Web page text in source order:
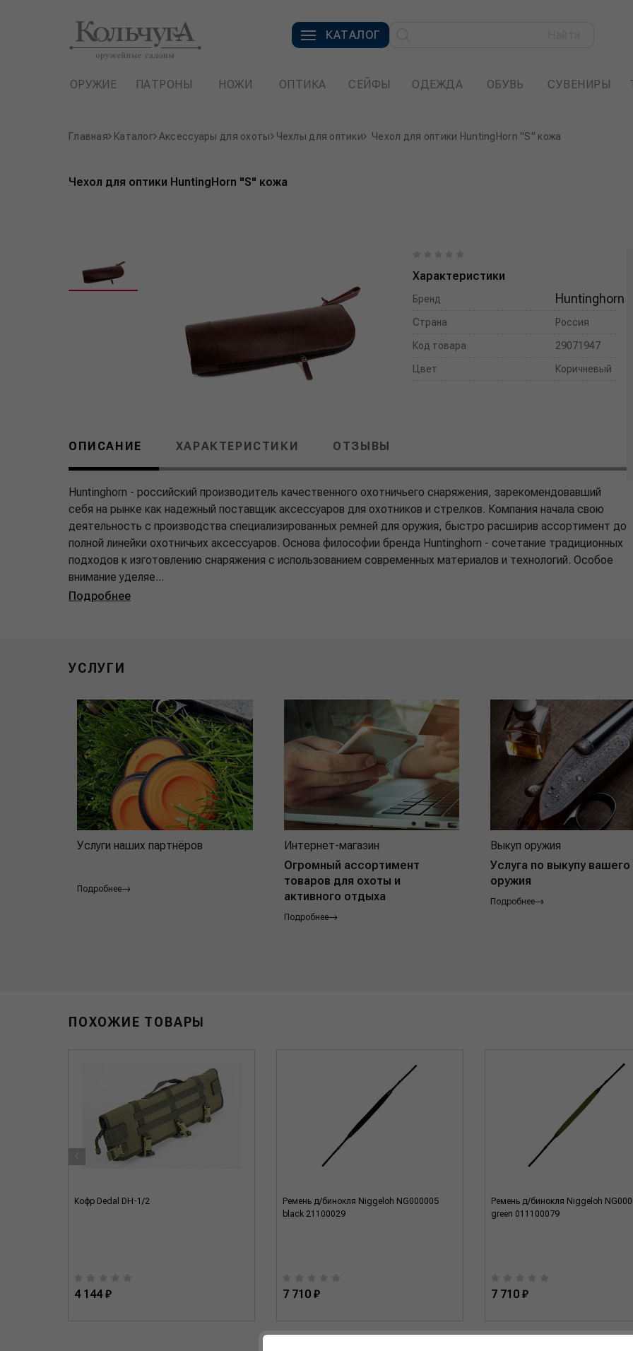
КАТАЛОГ
ОРУЖИЕ ПАТРОНЫ НОЖИ ОПТИКА СЕЙФЫ ОДЕЖДА ОБУВЬ СУВЕНИРЫ
Главная Каталог Аксессуары для охоты Чехлы для оптики Чехол для оптики HuntingHorn "S" кожа
Чехол для оптики HuntingHorn "S" кожа
Характеристики
Бренд Huntinghorn
Страна Россия
Код товара 29071947
Цвет Коричневый
ОПИСАНИЕ ХАРАКТЕРИСТИКИ ОТЗЫВЫ
Huntinghorn - российский производитель качественного охотничьего снаряжения, зарекомендовавший
себя на рынке как надежный поставщик аксессуаров для охотников и стрелков. Компания начала свою
деятельность с производства специализированных ремней для оружия, быстро расширив ассортимент до
полной линейки охотничьих аксессуаров. Основа философии бренда Huntinghorn - сочетание традиционных
подходов к изготовлению снаряжения с использованием современных материалов и технологий. Особое
внимание уделяе...
Подробнее
УСЛУГИ
Услуги наших партнёров
Подробнее
Интернет-магазин
Огромный ассортимент
товаров для охоты и
активного отдыха
Подробнее
Выкуп оружия
Услуга по выкупу вашего
оружия
Подробнее
ПОХОЖИЕ ТОВАРЫ
Кофр Dedal DH-1/2
4 144 ₽
Ремень д/бинокля Niggeloh NG000005
black 21100029
7 710 ₽
Ремень д/бинокля Niggeloh
green 011100079
7 710 ₽
‹